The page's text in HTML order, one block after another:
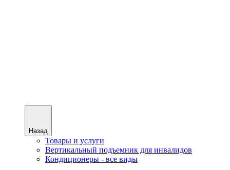
Назад
Товары и услуги
Вертикальный подъемник для инвалидов
Кондиционеры - все виды